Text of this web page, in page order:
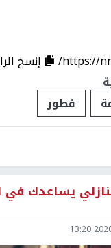
https://
إنسخ
فطور
يساعدك في